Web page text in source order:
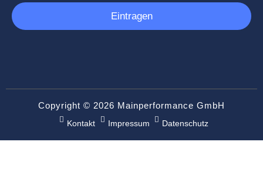
Eintragen
Copyright © 2026 Mainperformance GmbH
Kontakt Impressum Datenschutz